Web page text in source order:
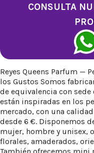
CONSULTA
Reyes Queens Parfum —
los Gustos Somos
de equivalencia con
están inspiradas en los
mercado, con una
desde 6 €. Disponemos
mujer, hombre y unisex,
florales, amaderados,